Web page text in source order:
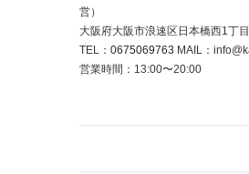
営）
大阪府大阪市浪速区日本橋西1丁
TEL： 0675069763 MAIL：
営業時間：13:00〜20:00